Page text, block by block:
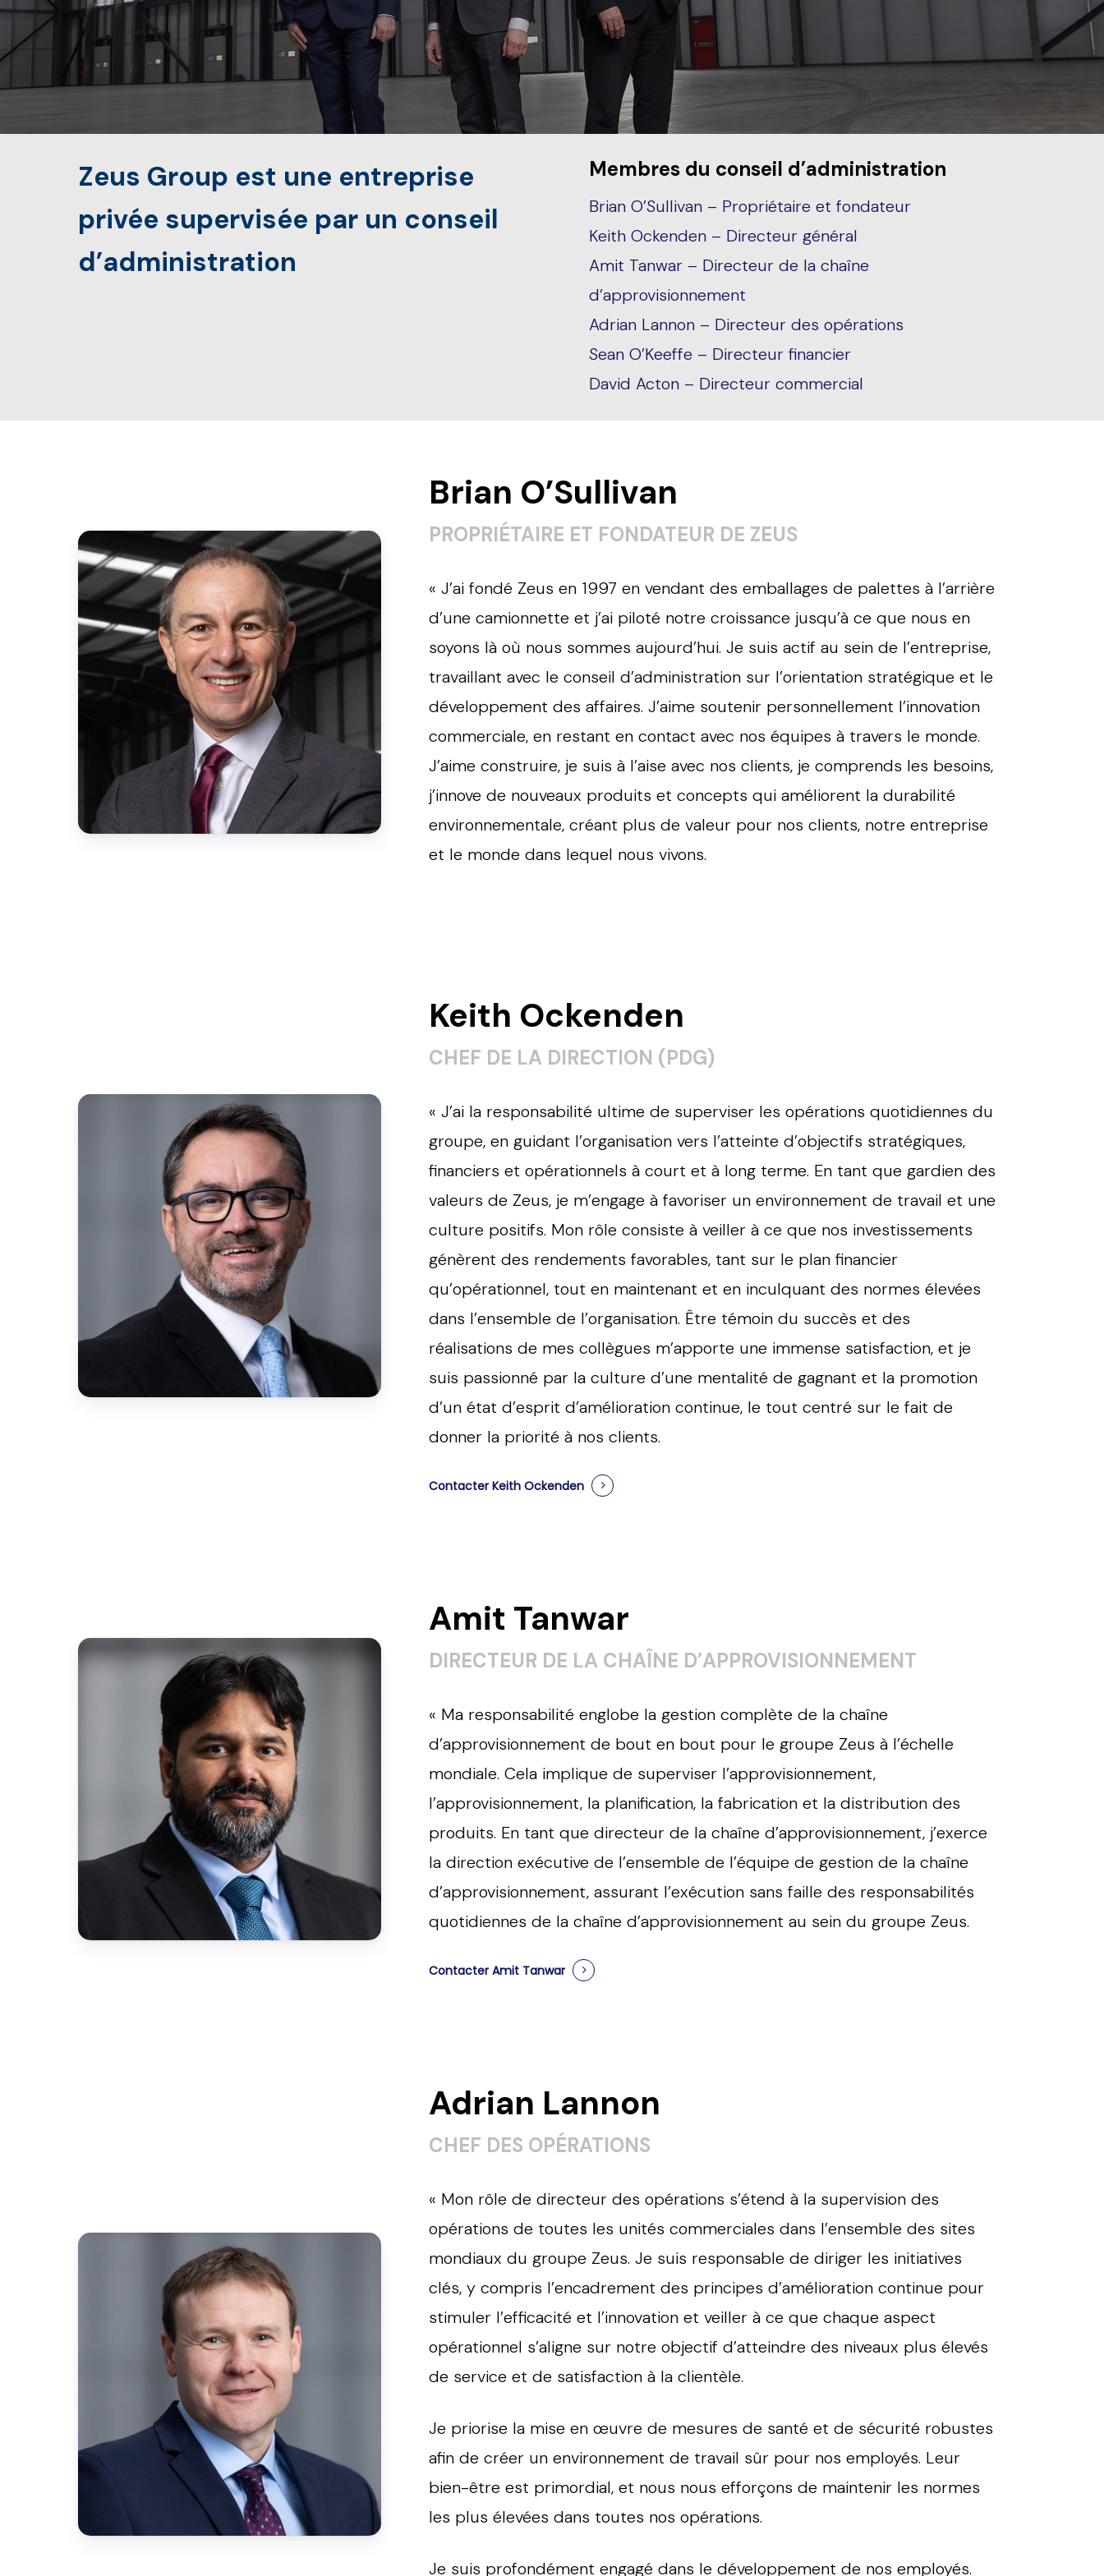
Zeus Group est une entreprise
privée supervisée par un conseil
d’administration
Membres du conseil d’administration
Brian O’Sullivan – Propriétaire et fondateur
Keith Ockenden – Directeur général
Amit Tanwar – Directeur de la chaîne
d’approvisionnement
Adrian Lannon – Directeur des opérations
Sean O’Keeffe – Directeur financier
David Acton – Directeur commercial
Brian O’Sullivan
PROPRIÉTAIRE ET FONDATEUR DE ZEUS
« J’ai fondé Zeus en 1997 en vendant des emballages de palettes à l’arrière
d’une camionnette et j’ai piloté notre croissance jusqu’à ce que nous en
soyons là où nous sommes aujourd’hui. Je suis actif au sein de l’entreprise,
travaillant avec le conseil d’administration sur l’orientation stratégique et le
développement des affaires. J’aime soutenir personnellement l’innovation
commerciale, en restant en contact avec nos équipes à travers le monde.
J’aime construire, je suis à l’aise avec nos clients, je comprends les besoins,
j’innove de nouveaux produits et concepts qui améliorent la durabilité
environnementale, créant plus de valeur pour nos clients, notre entreprise
et le monde dans lequel nous vivons.
Keith Ockenden
CHEF DE LA DIRECTION (PDG)
« J’ai la responsabilité ultime de superviser les opérations quotidiennes du
groupe, en guidant l’organisation vers l’atteinte d’objectifs stratégiques,
financiers et opérationnels à court et à long terme. En tant que gardien des
valeurs de Zeus, je m’engage à favoriser un environnement de travail et une
culture positifs. Mon rôle consiste à veiller à ce que nos investissements
génèrent des rendements favorables, tant sur le plan financier
qu’opérationnel, tout en maintenant et en inculquant des normes élevées
dans l’ensemble de l’organisation. Être témoin du succès et des
réalisations de mes collègues m’apporte une immense satisfaction, et je
suis passionné par la culture d’une mentalité de gagnant et la promotion
d’un état d’esprit d’amélioration continue, le tout centré sur le fait de
donner la priorité à nos clients.
Contacter Keith Ockenden
Amit Tanwar
DIRECTEUR DE LA CHAÎNE D’APPROVISIONNEMENT
« Ma responsabilité englobe la gestion complète de la chaîne
d’approvisionnement de bout en bout pour le groupe Zeus à l’échelle
mondiale. Cela implique de superviser l’approvisionnement,
l’approvisionnement, la planification, la fabrication et la distribution des
produits. En tant que directeur de la chaîne d’approvisionnement, j’exerce
la direction exécutive de l’ensemble de l’équipe de gestion de la chaîne
d’approvisionnement, assurant l’exécution sans faille des responsabilités
quotidiennes de la chaîne d’approvisionnement au sein du groupe Zeus.
Contacter Amit Tanwar
Adrian Lannon
CHEF DES OPÉRATIONS
« Mon rôle de directeur des opérations s’étend à la supervision des
opérations de toutes les unités commerciales dans l’ensemble des sites
mondiaux du groupe Zeus. Je suis responsable de diriger les initiatives
clés, y compris l’encadrement des principes d’amélioration continue pour
stimuler l’efficacité et l’innovation et veiller à ce que chaque aspect
opérationnel s’aligne sur notre objectif d’atteindre des niveaux plus élevés
de service et de satisfaction à la clientèle.
Je priorise la mise en œuvre de mesures de santé et de sécurité robustes
afin de créer un environnement de travail sûr pour nos employés. Leur
bien-être est primordial, et nous nous efforçons de maintenir les normes
les plus élevées dans toutes nos opérations.
Je suis profondément engagé dans le développement de nos employés.